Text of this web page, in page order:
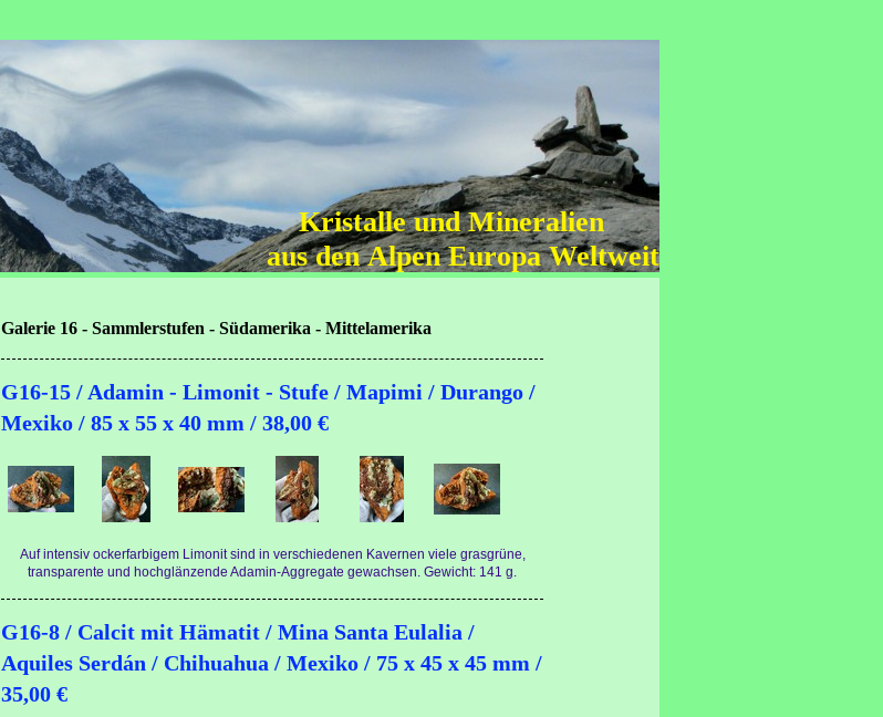
Kristalle und Mineralien
aus den Alpen Europa Weltweit
Galerie 16 - Sammlerstufen - Südamerika - Mittelamerika
G16-15 / Adamin - Limonit - Stufe / Mapimi / Durango /
Mexiko / 85 x 55 x 40 mm / 38,00 €
Auf intensiv ockerfarbigem Limonit sind in verschiedenen Kavernen viele grasgrüne,
transparente und hochglänzende Adamin-Aggregate gewachsen. Gewicht: 141 g.
G16-8 / Calcit mit Hämatit / Mina Santa Eulalia /
Aquiles Serdán / Chihuahua / Mexiko / 75 x 45 x 45 mm /
35,00 €